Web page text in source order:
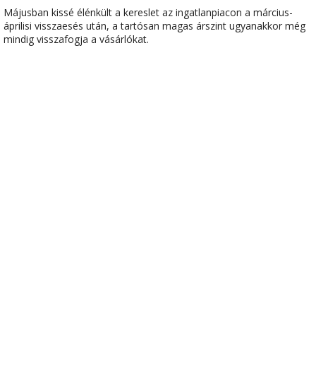
Májusban kissé élénkült a kereslet az ingatlanpiacon a március-
áprilisi visszaesés után, a tartósan magas árszint ugyanakkor még
mindig visszafogja a vásárlókat.